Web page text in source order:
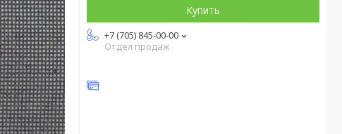
Купить
+7 (705) 845-00-00
Отдел продаж